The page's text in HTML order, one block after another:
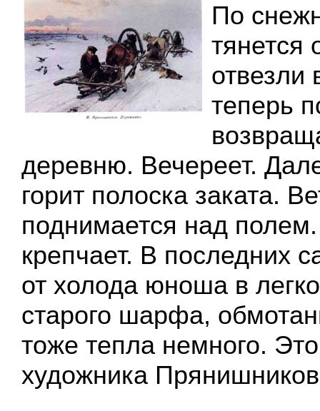
По
тянется
отвезли
теперь
деревню. Вечереет.
горит полоска заката.
поднимается над
крепчает. В последних
от холода юноша в
старого шарфа,
тоже тепла немного.
художника